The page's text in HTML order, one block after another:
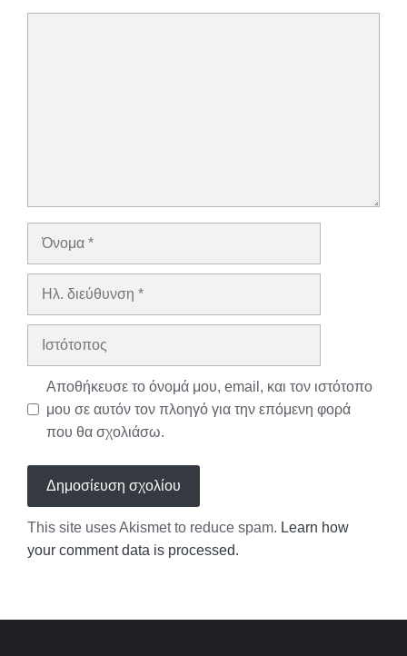
Όνομα
Ηλ.
Ιστότοπος
Αποθήκευσε το όνομά μου, email, και τον ιστότοπο
μου σε αυτόν τον πλοηγό για την επόμενη φορά
που θα σχολιάσω.
This site uses Akismet to reduce spam. Learn how
your comment data is processed.